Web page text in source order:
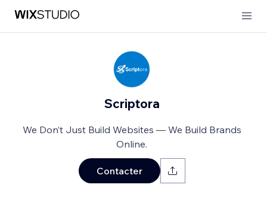
Scriptora
We Don’t Just Build Websites — We Build Brands
Online.
Contacter